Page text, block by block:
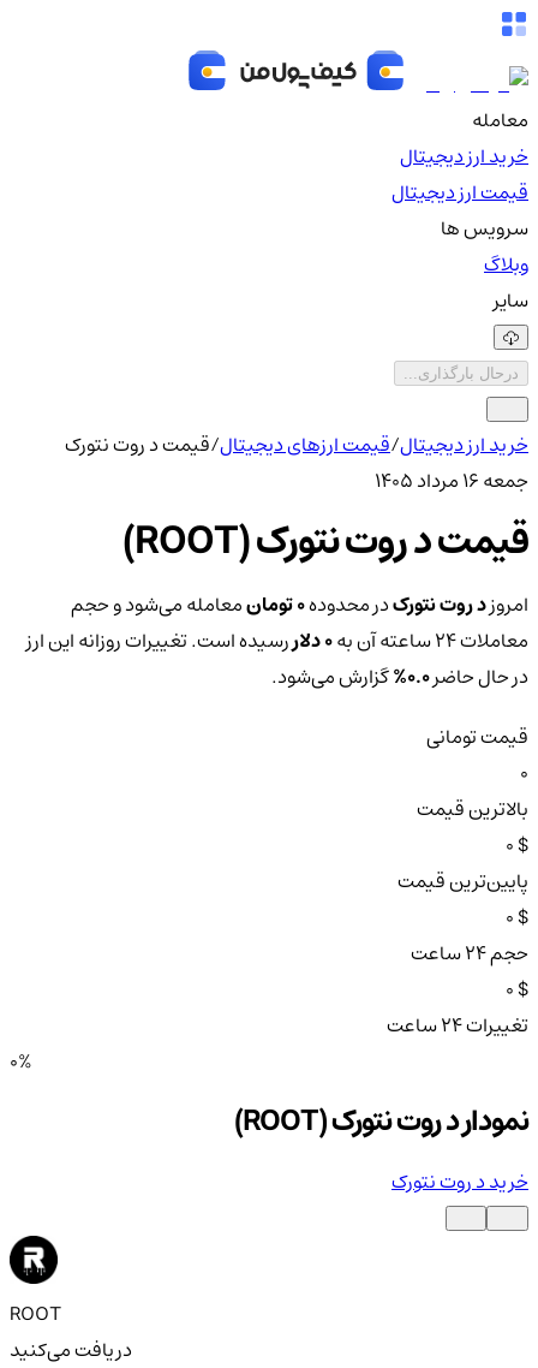
معامله
خرید ارز دیجیتال
قیمت ارز دیجیتال
سرویس ها
وبلاگ
سایر
درحال بارگذاری...
خرید ارز دیجیتال/قیمت ارزهای دیجیتال/قیمت د روت نتورک
جمعه ۱۶ مرداد ۱۴۰۵
قیمت د روت نتورک (ROOT)
امروزد روت نتورکدر محدوده0 تومان
معامله می‌شود و حجم
معاملات ۲۴ ساعته آن به
0 دلار
رسیده است. تغییرات روزانه این ارز
در حال حاضر0.0% گزارش می‌شود.
قیمت تومانی
بالاترین قیمت
$ 0
پایین‌ترین قیمت
$ 0
حجم ۲۴ ساعت
$ 0
تغییرات ۲۴ ساعت
0%
نمودار د روت نتورک (ROOT)
خرید د روت نتورک
ROOT
دریافت می‌کنید